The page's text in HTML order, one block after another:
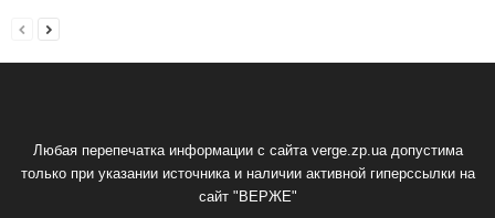
Любая перепечатка информации с сайта verge.zp.ua допустима
только при указании источника и наличии активной гиперссылки на
сайт "ВЕРЖЕ"